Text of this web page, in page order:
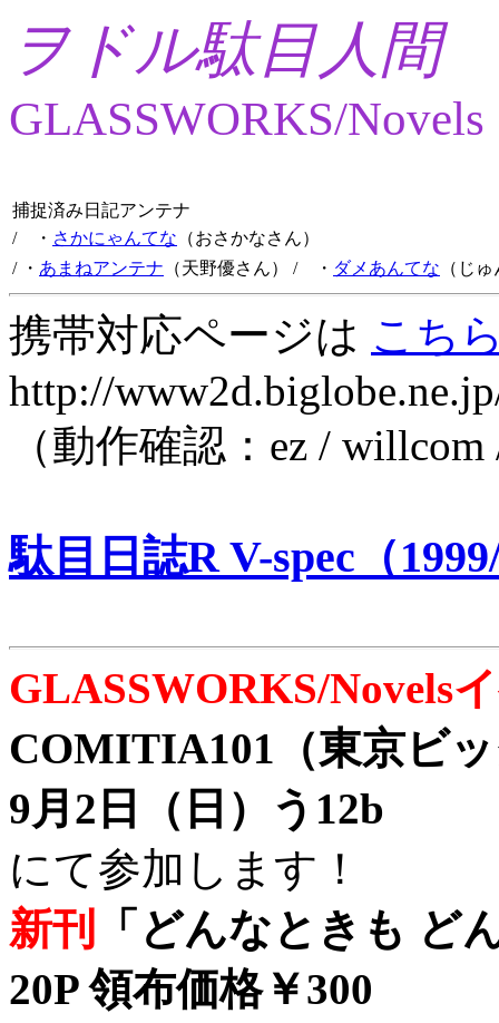
ヲドル駄目人間
GLASSWORKS/Novels
捕捉済み日記アンテナ
/ ・ さかにゃんてな （おさかなさん）
/ ・ あまねアンテナ （天野優さん） / ・ ダメあんてな （じ
携帯対応ページは こち
http://
（動作確認：ez /
駄目日誌R V-spec（
GLASSWORKS/Novels
COMITIA101（東京ビ
9月2日（日）う12b
にて参加します！
新刊
「どんなときも ど
20P 領布価格￥300